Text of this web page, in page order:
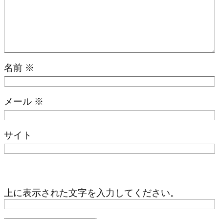
名前 ※
メール ※
サイト
上に表示された文字を入力してください。